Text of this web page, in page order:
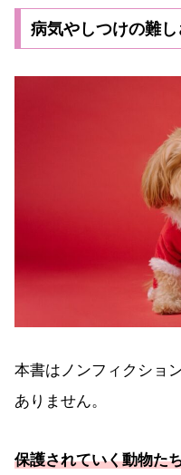
病気やしつけの難し
本書はノンフィクショ
ありません。
保護されていく動物た